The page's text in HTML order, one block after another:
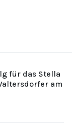
für das Stella
am